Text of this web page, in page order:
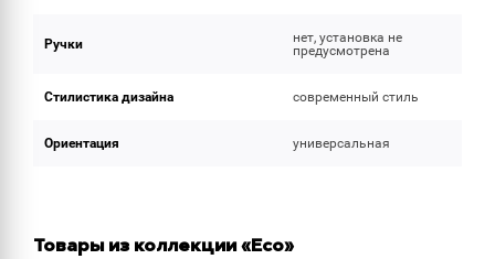
Ручки
нет, установка не
предусмотрена
Стилистика дизайна современный стиль
Ориентация универсальная
Товары из коллекции «Eco»